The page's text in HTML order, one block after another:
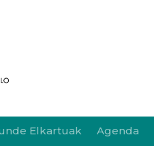
Elkartuak Agenda